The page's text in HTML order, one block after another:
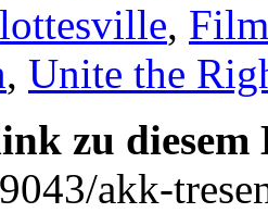
, Film
, Unite the
zu
akk-